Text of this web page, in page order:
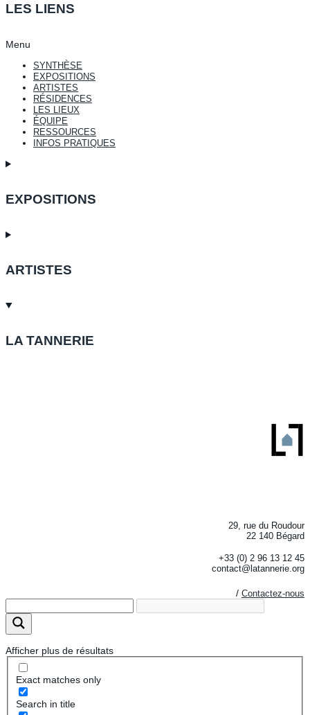
LES LIENS
Menu
SYNTHÈSE
EXPOSITIONS
ARTISTES
RÉSIDENCES
LES LIEUX
ÉQUIPE
RESSOURCES
INFOS PRATIQUES
EXPOSITIONS
ARTISTES
LA TANNERIE
29, rue du Roudour
22 140 Bégard
+33 (0) 2 96 13 12 45
contact@latannerie.org
/ Contactez-nous
Afficher plus de résultats
Exact matches only
Search in title